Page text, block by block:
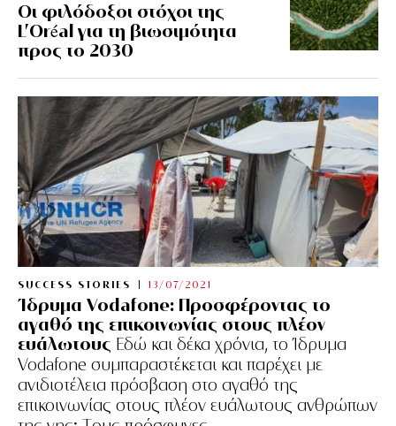
Οι φιλόδοξοι στόχοι της
L’Oréal για τη βιωσιμότητα
προς το 2030
SUCCESS STORIES 13/07/2021
Ίδρυμα Vodafone: Προσφέροντας το
αγαθό της επικοινωνίας στους πλέον
ευάλωτους Εδώ και δέκα χρόνια, το Ίδρυμα
Vodafone συμπαραστέκεται και παρέχει με
ανιδιοτέλεια πρόσβαση στο αγαθό της
επικοινωνίας στους πλέον ευάλωτους ανθρώπων